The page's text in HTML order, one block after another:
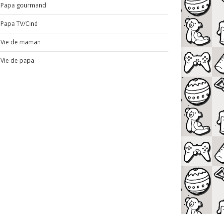
Papa gourmand
Papa TV/Ciné
Vie de maman
Vie de papa